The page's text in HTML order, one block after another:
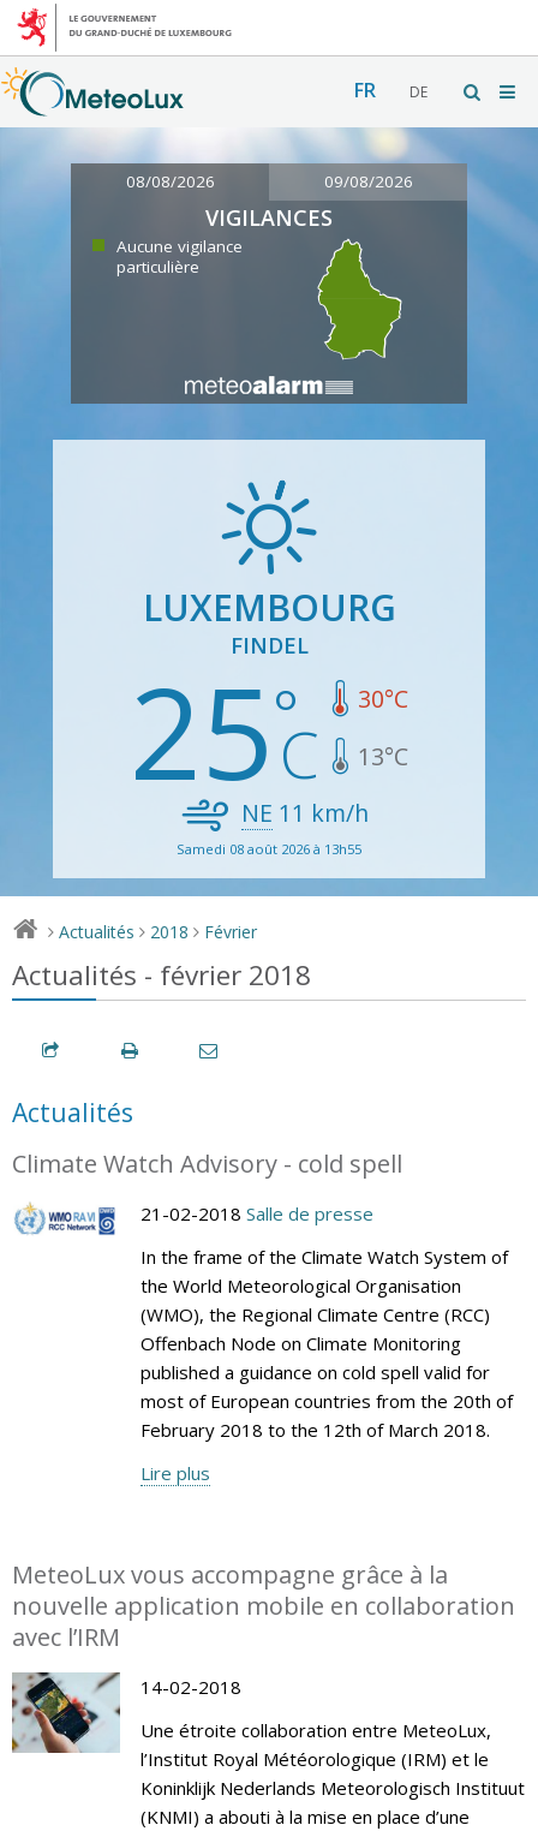
FR DE
08/08/2026 09/08/2026
VIGILANCES
Aucune vigilance
particulière
LUXEMBOURG
FINDEL
25 30°C
13°C
NE 11 km/h
Samedi 08 août 2026 à 13h55
> Actualités > 2018 > Février
Actualités - février 2018
Actualités
Climate Watch Advisory - cold spell
21-02-2018 Salle de presse
In the frame of the Climate Watch System of
the World Meteorological Organisation
(WMO), the Regional Climate Centre (RCC)
Offenbach Node on Climate Monitoring
published a guidance on cold spell valid for
most of European countries from the 20th of
February 2018 to the 12th of March 2018.
Lire plus
MeteoLux vous accompagne grâce à la
nouvelle application mobile en collaboration
avec l’IRM
14-02-2018
Une étroite collaboration entre MeteoLux,
l’Institut Royal Météorologique (IRM) et le
Koninklijk Nederlands Meteorologisch Instituut
(KNMI) a abouti à la mise en place d’une